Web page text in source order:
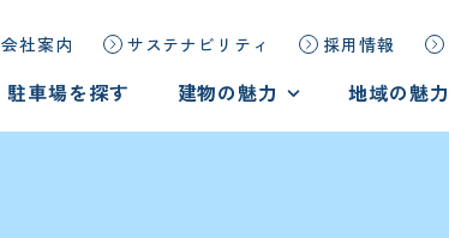
会社案内 サステナビリティ 採用情報
駐車場を探す 建物の魅力 地域の魅力